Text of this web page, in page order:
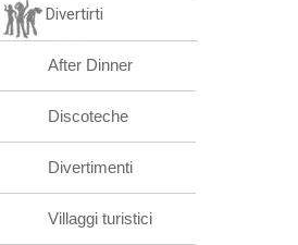
Divertirti
After Dinner
Discoteche
Divertimenti
Villaggi turistici